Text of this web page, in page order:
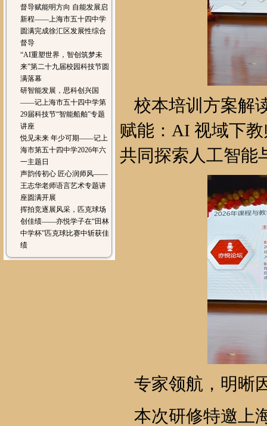
督导赋能明方向 自能发展启
新程——上海市五十四中学
圆满完成徐汇区发展性综合
督导
“AI重塑世界，智创筑梦未
来”第二十九届校园科技节圆
满落幕
研智能发展，思科创兴国
——记上海市五十四中学第
29届科技节“智能船舶”专题
讲座
悦见未来 年少可期——记上
海市第五十四中学2026年六
一主题日
声韵传初心 匠心润师风——
王志华老师语言艺术专题讲
座圆满开展
挥拍竞逐展风采，匹克球场
创佳绩——亦悦学子在“田林
中学杯”匹克球比赛中斩获佳
绩
校本培训方案解
赋能：AI 视域下
共同探索人工智能
专家领航，明晰
本次研修特邀上